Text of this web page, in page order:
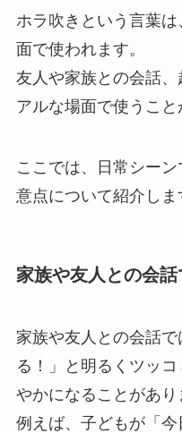
ホラ吹きという言葉
面で使われます。
友人や家族との会話
アルな場面で使うこと
ここでは、日常シー
意点について紹介しま
家族や友人との会
家族や友人との会話
る！」と明るくツッ
やかになることがあり
例えば、子どもが「今